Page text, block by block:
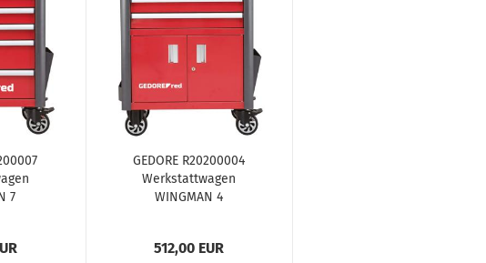
7
GEDORE R20200004
Werkstattwagen
WINGMAN 4
512,00 EUR